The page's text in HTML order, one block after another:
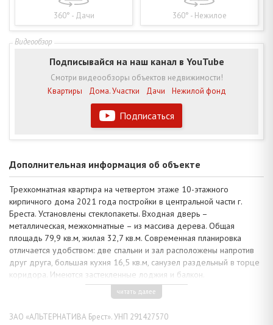
360° - Дачи 360° - Нежилое
Подписаться
Подписывайся на наш канал в YouTube
Смотри видеообзоры объектов недвижимости!
Квартиры
Дома. Участки Дачи Нежилой фонд
Дополнительная информация об объекте
Трехкомнатная квартира на четвертом этаже 10-этажного
кирпичного дома 2021 года постройки в центральной части г.
Бреста. Установлены стеклопакеты. Входная дверь –
металлическая, межкомнатные – из массива дерева. Общая
площадь 79,9 кв.м, жилая 32,7 кв.м. Современная планировка
отличается удобством: две спальни и зал расположены напротив
друг друга, большая кухня 16,5 кв.м, санузел раздельный в торце
коридора. Имеются застекленные лоджия и балкон.
Квартира с индивидуальными дизайнерскими решениями: потолки
предусмотрена система подогрева, стены оклеены обоями.
читать далее
ЗАО «АЛЬТЕРНАТИВА Брест». УНП 291427570